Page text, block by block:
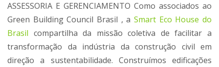
ASSESSORIA E GERENCIAMENTO Como associados ao
Green Building Council Brasil , a Smart Eco House do
Brasil compartilha da missão coletiva de facilitar a
transformação da indústria da construção civil em
direção a sustentabilidade. Construímos edificações